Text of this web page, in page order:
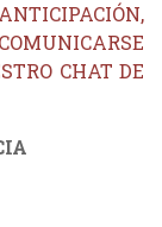
CHAT DE